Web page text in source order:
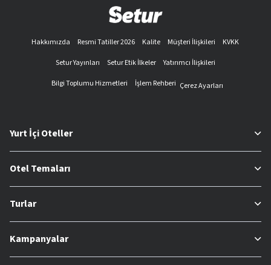
Hakkımızda Resmi Tatiller 2026 Kalite Müşteri İlişkileri
KVKK
Setur Yayınları
Setur Etik İlkeler
Yatırımcı İlişkileri
Bilgi Toplumu Hizmetleri
İşlem Rehberi Çerez Ayarları
Yurt İçi Oteller
Otel Temaları
Turlar
Kampanyalar